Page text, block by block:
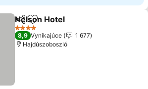
ZdieľaťPridať do obľúbených
Nelson Hotel
4 Počet hviezdičiek
8,9 Vynikajúce
1 677
Hajdúszoboszló